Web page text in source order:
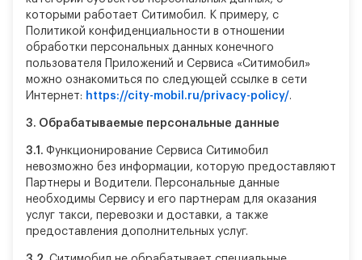
которыми работает Ситимобил. К примеру, с
Политикой конфиденциальности в отношении
обработки персональных данных конечного
пользователя Приложений и Сервиса «Ситимобил»
можно ознакомиться по следующей ссылке в сети
Интернет: https://city-mobil.ru/privacy-policy/.
3. Обрабатываемые персональные данные
3.1. Функционирование Сервиса Ситимобил
невозможно без информации, которую предоставляют
Партнеры и Водители. Персональные данные
необходимы Сервису и его партнерам для оказания
услуг такси, перевозки и доставки, а также
предоставления дополнительных услуг.